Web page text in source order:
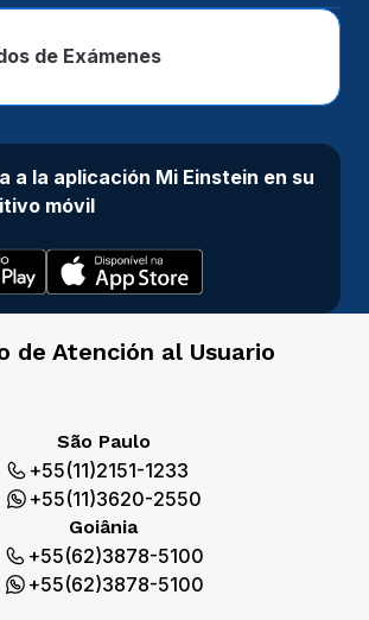
de Exámenes
a la aplicación Mi Einstein en su
móvil
de Atención al Usuario
São Paulo
+55(11)2151-1233
+55(11)3620-2550
Goiânia
+55(62)3878-5100
+55(62)3878-5100